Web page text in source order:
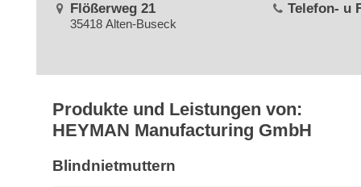
Flößerweg 21
35418 Alten-Buseck
Telefon- u
Produkte und Leistungen von:
HEYMAN Manufacturing GmbH
Blindnietmuttern